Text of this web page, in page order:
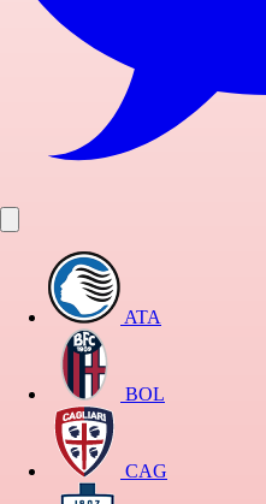
ATA
BOL
CAG